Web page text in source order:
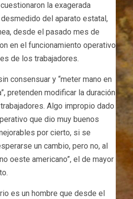
la exagerada
del aparato estatal,
desde el pasado mes de
en el funcionamiento operativo
de los trabajadores.
consensuar y “meter mano en
pretenden modificar la duración
Algo impropio dado
que dio muy buenos
por cierto, si se
un cambio, pero no, al
oeste americano”, el de mayor
es un hombre que desde el